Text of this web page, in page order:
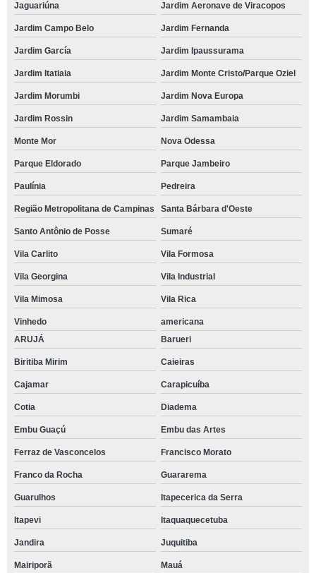
Jaguariúna Jardim Aeronave de Viracopos
Jardim Campo Belo Jardim Fernanda
Jardim García Jardim Ipaussurama
Jardim Itatiaia Jardim Monte Cristo/Parque Oziel
Jardim Morumbi Jardim Nova Europa
Jardim Rossin Jardim Samambaia
Monte Mor Nova Odessa
Parque Eldorado Parque Jambeiro
Paulínia Pedreira
Região Metropolitana de Campinas Santa Bárbara d'Oeste
Santo Antônio de Posse Sumaré
Vila Carlito Vila Formosa
Vila Georgina Vila Industrial
Vila Mimosa Vila Rica
Vinhedo
americana
ARUJÁ
Barueri
Biritiba Mirim Caieiras
Cajamar Carapicuíba
Cotia Diadema
Embu Guaçú Embu das Artes
Ferraz de Vasconcelos Francisco Morato
Franco da Rocha Guararema
Guarulhos Itapecerica da Serra
Itapevi Itaquaquecetuba
Jandira Juquitiba
Mairiporã Mauá